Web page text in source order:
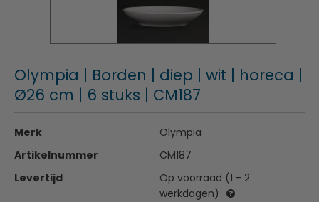
Olympia | Borden | diep | wit | horeca |
Ø26 cm | 6 stuks | CM187
Merk
Olympia
Artikelnummer
CM187
Levertijd
Op voorraad (1 - 2
werkdagen)